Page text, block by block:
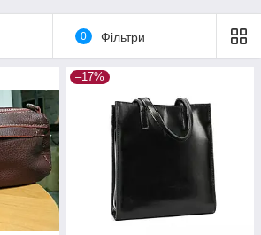
0 Фільтри
–17%